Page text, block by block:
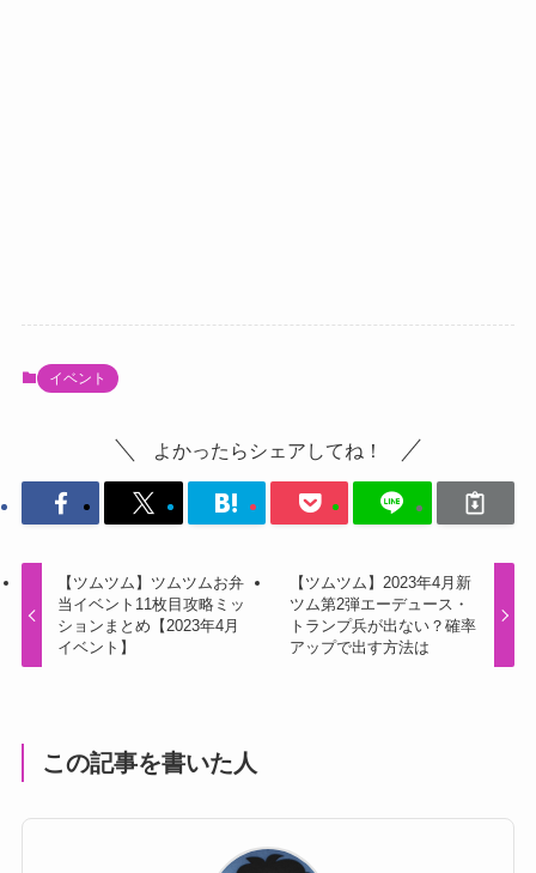
イベント
よかったらシェアしてね！
【ツムツム】ツムツムお弁
当イベント11枚目攻略ミッ
ションまとめ【2023年4月
イベント】
【ツムツム】2023年4月新
ツム第2弾エーデュース・
トランプ兵が出ない？確率
アップで出す方法は
この記事を書いた人